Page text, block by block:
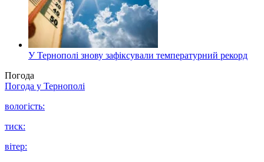
У Тернополі знову зафіксували температурний рекорд
Погода
Погода у Тернополі
вологість:
тиск:
вітер: